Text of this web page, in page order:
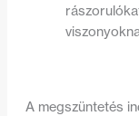
A megszüntetés